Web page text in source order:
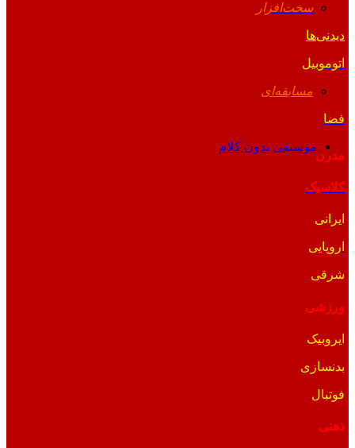
سخت‌افزار
دیدنی‌ها
اتوموبیل
مسابقه‌ای
فضا
موسیقی بدون کلام
مدرن
کلاسیک
ایرانی
اروپایی
شرقی
ورزشی
ایروبیک
بدنسازی
فوتبال
ذهنی